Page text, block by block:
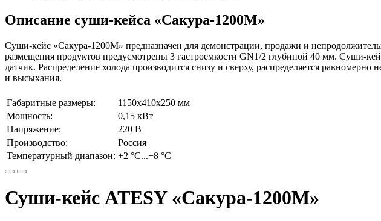
Описание суши-кейса «Сакура-1200М»
Суши-кейс «Сакура-1200М» предназначен для демонстрации, продажи и
размещения продуктов предусмотрены 3 гастроемкости GN1/2 глубиной 40 мм. Суши-
датчик. Распределение холода производится снизу и сверху, распределяется
и высыхания.
Габаритные размеры:
1150х410х250 мм
Мощность:
0,15 кВт
Напряжение:
220 В
Производство:
Россия
Температурный диапазон: +2 °C...+8 °C
Суши-кейс ATESY «Сакура-1200М»